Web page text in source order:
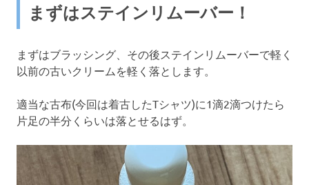
まずはステインリムーバー！
まずはブラッシング、その後ステインリムーバーで軽く
以前の古いクリームを軽く落とします。
適当な古布(今回は着古したTシャツ)に1滴2滴つけたら
片足の半分くらいは落とせるはず。